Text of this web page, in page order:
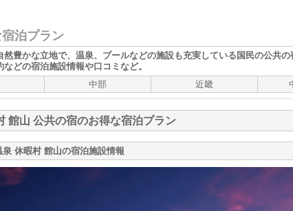
泊プラン
豊かな立地で、温泉、プールなどの施設も充実している 国民の公共の
どの宿泊施設情報や口コミなど。
中部
近畿
館山 公共の宿のお得な宿泊プラン
泉 休暇村 館山の宿泊施設情報